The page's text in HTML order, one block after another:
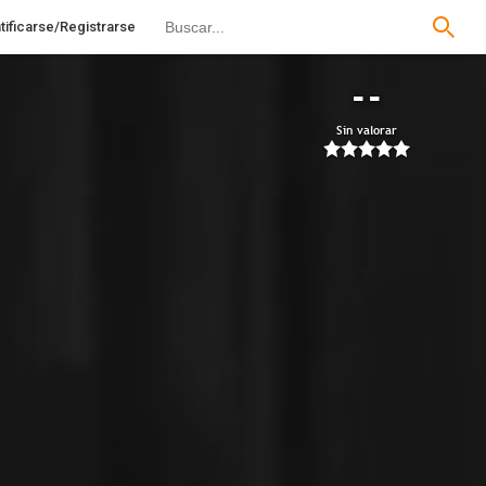
Registrarse
--
Sin valorar